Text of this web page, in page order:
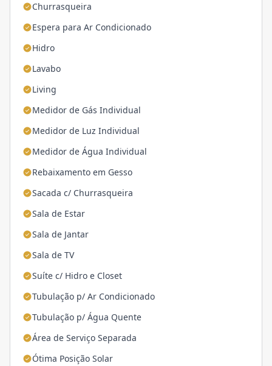
Churrasqueira
Espera para Ar Condicionado
Hidro
Lavabo
Living
Medidor de Gás Individual
Medidor de Luz Individual
Medidor de Água Individual
Rebaixamento em Gesso
Sacada c/ Churrasqueira
Sala de Estar
Sala de Jantar
Sala de TV
Suíte c/ Hidro e Closet
Tubulação p/ Ar Condicionado
Tubulação p/ Água Quente
Área de Serviço Separada
Ótima Posição Solar